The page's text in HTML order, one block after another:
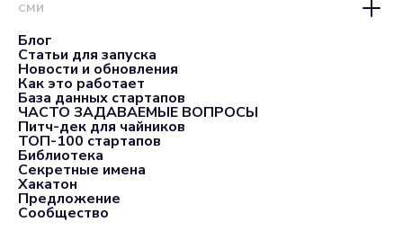
СМИ
Блог
Статьи для запуска
Новости и обновления
Как это работает
База данных стартапов
ЧАСТО ЗАДАВАЕМЫЕ ВОПРОСЫ
Питч-дек для чайников
ТОП-100 стартапов
Библиотека
Секретные имена
Хакатон
Предложение
Сообщество